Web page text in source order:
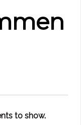
to show.